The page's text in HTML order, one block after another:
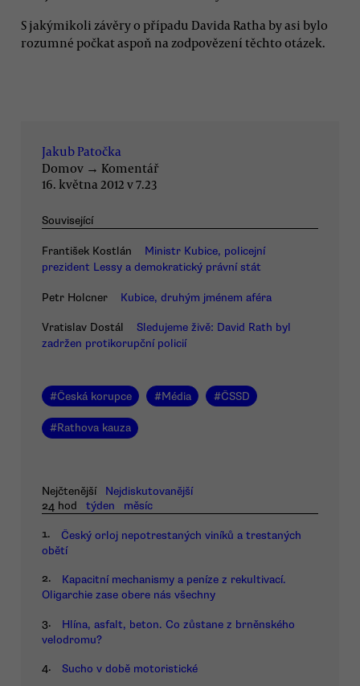
S jakýmikoli závěry o případu Davida Ratha by asi bylo
rozumné počkat aspoň na zodpovězení těchto otázek.
Jakub Patočka
Domov → Komentář
16. května 2012 v 7.23
Související
František Kostlán
Ministr Kubice, policejní
prezident Lessy a demokratický právní stát
Petr Holcner Kubice, druhým jménem aféra
Vratislav Dostál
Sledujeme živě: David Rath byl
zadržen protikorupční policií
#Česká korupce #Média #ČSSD
#Rathova kauza
Nejčtenější
Nejdiskutovanější
24 hod
týden měsíc
1.
Český orloj nepotrestaných viníků a trestaných
obětí
2.
Kapacitní mechanismy a peníze z rekultivací.
Oligarchie zase obere nás všechny
3.
Hlína, asfalt, beton. Co zůstane z brněnského
velodromu?
4. Sucho v době motoristické